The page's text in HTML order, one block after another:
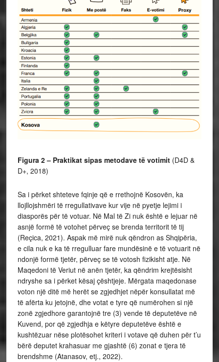
Figura 2 – Praktikat sipas metodave të votimit(D4D &
D+, 2018)
Sa i përket shteteve fqinje që e rrethojnë Kosovën, ka
llojllojshmëri të rregullativave kur vije në pyetje lejimi i
diasporës për të votuar. Në Mal të Zi nuk është e lejuar në
asnjë formë të votohet përveç se brenda territorit të tij
(Reçica, 2021). Aspak më mirë nuk qëndron as Shqipëria,
e cila nuk e ka të rregulluar fare mundësinë e të votuarit në
ndonjë formë tjetër, përveç se të votosh fizikisht atje. Në
Maqedoni të Veriut në anën tjetër, ka qëndrim krejtësisht
ndryshe sa i përket kësaj çështjeje. Mërgata maqedonase
voton një ditë më herët se zgjedhjet nëpër konsullatat më
të afërta ku jetojnë, dhe votat e tyre që numërohen si një
zonë zgjedhore garantojnë tre (3) vende të deputetëve në
Kuvend, por që zgjedhja e këtyre deputetëve është e
kushtëzuar nëse plotësohet kriteri i votave që duhen për t’u
bërë deputet krahasuar me gjashtë (6) zonat e tjera të
brendshme (Atanasov, etj., 2022).